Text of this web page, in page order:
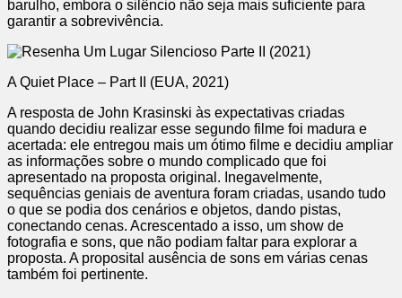
barulho, embora o silêncio não seja mais suficiente para
garantir a sobrevivência.
A Quiet Place – Part II (EUA, 2021)
A resposta de John Krasinski às expectativas criadas
quando decidiu realizar esse segundo filme foi madura e
acertada: ele entregou mais um ótimo filme e decidiu ampliar
as informações sobre o mundo complicado que foi
apresentado na proposta original. Inegavelmente,
sequências geniais de aventura foram criadas, usando tudo
o que se podia dos cenários e objetos, dando pistas,
conectando cenas. Acrescentado a isso, um show de
fotografia e sons, que não podiam faltar para explorar a
proposta. A proposital ausência de sons em várias cenas
também foi pertinente.